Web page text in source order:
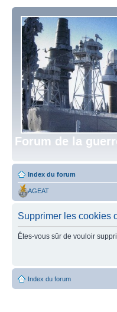
Forum de la
Index du forum
AGEAT
Supprimer les cookies
Êtes-vous sûr de vouloir
Index du forum